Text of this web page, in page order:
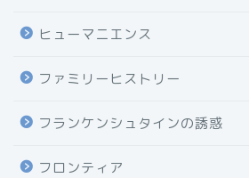
ヒューマニエンス
ファミリーヒストリー
フランケンシュタインの誘惑
フロンティア